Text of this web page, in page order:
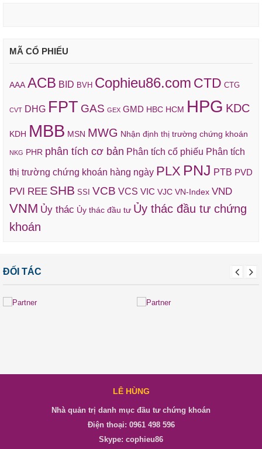
MÃ CỔ PHIẾU
AAA ACB BID BVH Cophieu86.com CTD CTG
CVT DHG FPT GAS GEX GMD HBC HCM HPG KDC
KDH MBB MSN MWG Nhận định thị trường chứng khoán
NKG PHR phân tích cơ bản Phân tích cổ phiếu Phân tích
thị trường chứng khoán hàng ngày PLX PNJ PTB PVD
PVI REE SHB SSI VCB VCS VIC VJC VN-Index VND
VNM Ủy thác Ủy thác đầu tư Ủy thác đầu tư chứng
khoán
ĐỐI TÁC
LÊ HÙNG
Nhà quản trị danh mục đầu tư chứng khoán
Điện thoại: 0961 498 596
Skype: cophieu86